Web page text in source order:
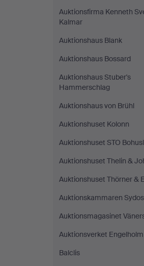
Magasin
5
Auktionsfirma Kenneth
Kalmar
Auktionshaus Blank
Auktionshaus Bossard
Auktionshaus Stuber's
Hammerschlag
Auktionshaus von Brühl
Auktionshuset Kolonn
Auktionshuset STO
Auktionshuset Thelin &
Auktionshuset Thörner &
Auktionskammaren
Auktionsmagasinet
Auktionsverket Engelholm
Balclis